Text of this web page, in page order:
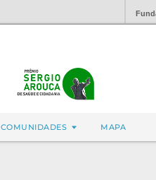
COMUNIDADES MAPA